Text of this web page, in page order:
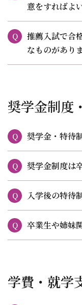
意をすればよ
Q
推薦入試で合
なものがあり
奨学金制度
Q 奨学金・特待
Q 奨学金制度は
Q 入学後の特待
Q 卒業生や姉妹
学費・就学